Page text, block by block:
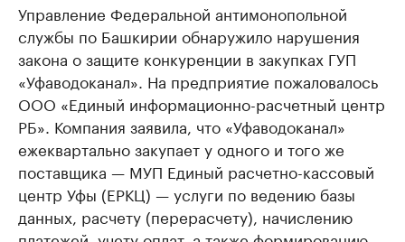
Управление Федеральной антимонопольной
службы по Башкирии обнаружило нарушения
закона о защите конкуренции в закупках ГУП
«Уфаводоканал». На предприятие пожаловалось
ООО «Единый информационно-расчетный центр
РБ». Компания заявила, что «Уфаводоканал»
ежеквартально закупает у одного и того же
поставщика — МУП Единый расчетно-кассовый
центр Уфы (ЕРКЦ) — услуги по ведению базы
данных, расчету (перерасчету), начислению